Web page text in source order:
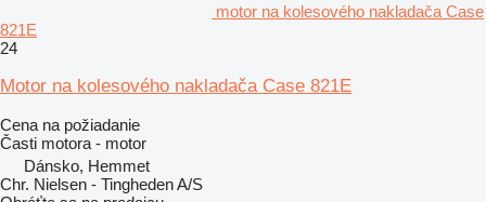
motor na kolesového nakladača Case
821E
24
Motor na kolesového nakladača Case 821E
Cena na požiadanie
Časti motora - motor
Dánsko, Hemmet
Chr. Nielsen - Tingheden A/S